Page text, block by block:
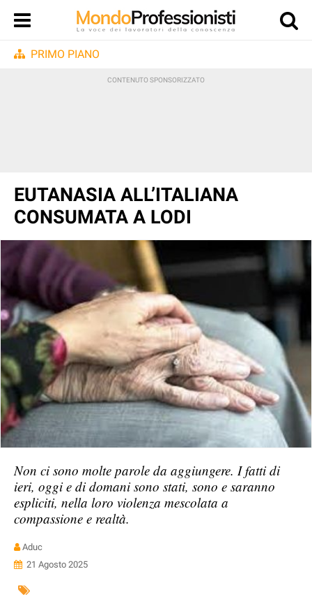
PRIMO PIANO
EUTANASIA ALL’ITALIANA
CONSUMATA A LODI
Non ci sono molte parole da aggiungere. I fatti di
ieri, oggi e di domani sono stati, sono e saranno
espliciti, nella loro violenza mescolata a
compassione e realtà.
Aduc
21 Agosto 2025